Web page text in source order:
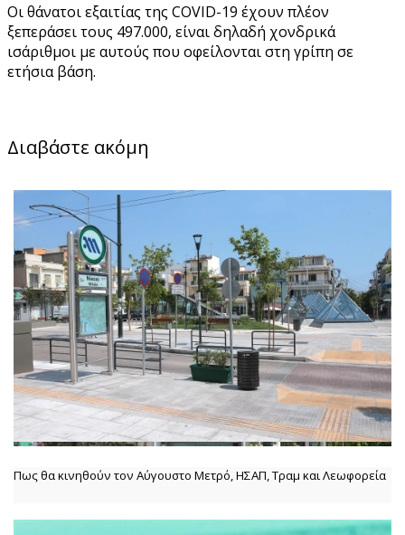
Οι θάνατοι εξαιτίας της COVID-19 έχουν πλέον
ξεπεράσει τους 497.000, είναι δηλαδή χονδρικά
ισάριθμοι με αυτούς που οφείλονται στη γρίπη σε
ετήσια βάση.
Διαβάστε ακόμη
Πως θα κινηθούν τον Αύγουστο Μετρό, ΗΣΑΠ, Τραμ και Λεωφορεία